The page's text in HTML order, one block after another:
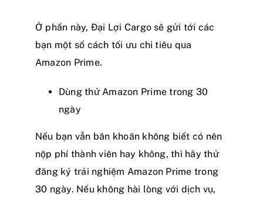
Ở phần này, Đại Lợi Cargo sẽ gửi tới các
bạn một số cách tối ưu chi tiêu qua
Amazon Prime.
Dùng thử Amazon Prime trong 30
ngày
Nếu bạn vẫn băn khoăn không biết có nên
nộp phí thành viên hay không, thì hãy thử
đăng ký trải nghiệm Amazon Prime trong
30 ngày. Nếu không hài lòng với dịch vụ,